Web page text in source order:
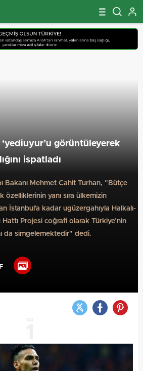
görüntüleyerek
ispatladı
Bakanı Mehmet Cahit Turhan, "Bütçe
özelliklerinin yanı sıra ülkemizin
İstanbul'a kadar ugüzergahıyla Halkalı-
Hattı Projesi coğrafi olarak Türkiye’nin
da simgelemektedir" dedi.
NO